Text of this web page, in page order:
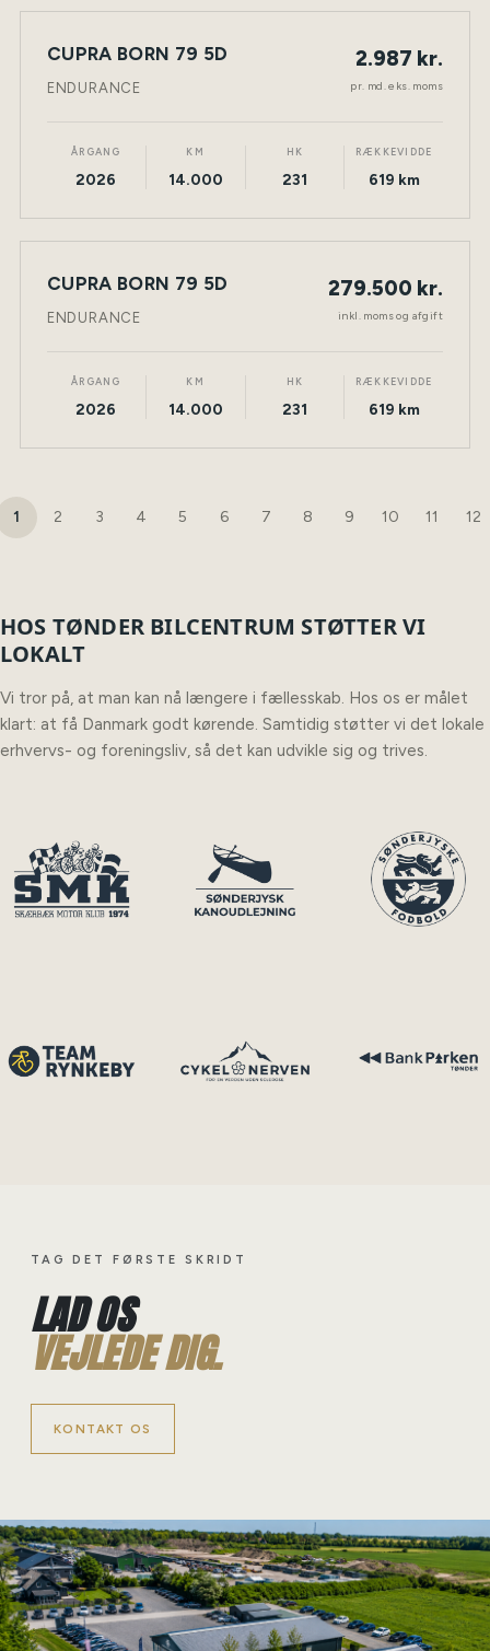
LEASING NY BIL TØNDER
CUPRA BORN 79 5D
ENDURANCE
2.987 kr.
pr. md. eks. moms
ÅRGANG
2026
KM
14.000
HK
231
RÆKKEVIDDE
619 km
NY BIL ELEKTRISK TØNDER
CUPRA BORN 79 5D
ENDURANCE
279.500 kr.
inkl. moms og afgift
ÅRGANG
2026
KM
14.000
HK
231
RÆKKEVIDDE
619 km
1 2 3 4 5 6 7 8 9 10 11 12
HOS TØNDER BILCENTRUM STØTTER VI
LOKALT
Vi tror på, at man kan nå længere i fællesskab. Hos os er målet
klart: at få Danmark godt kørende. Samtidig støtter vi det lokale
erhvervs- og foreningsliv, så det kan udvikle sig og trives.
TAG DET FØRSTE SKRIDT
LAD OS
VEJLEDE DIG.
KONTAKT OS